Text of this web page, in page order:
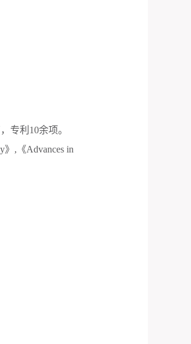
专利 10余项。
》 , 《Advances in